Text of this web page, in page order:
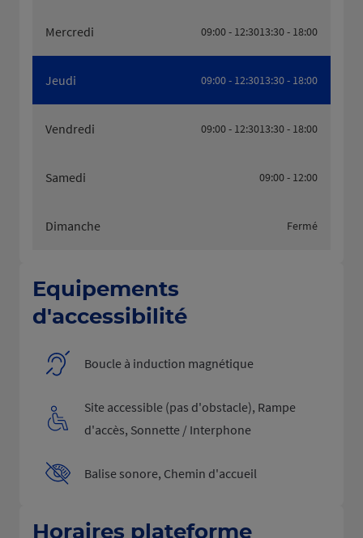
Mercredi 09:00 - 12:3013:30 - 18:00
Jeudi 09:00 - 12:3013:30 - 18:00
Vendredi 09:00 - 12:3013:30 - 18:00
Samedi 09:00 - 12:00
Dimanche Fermé
Equipements
d'accessibilité
Boucle à induction magnétique
Site accessible (pas d'obstacle), Rampe
d'accès, Sonnette / Interphone
Balise sonore, Chemin d'accueil
Horaires plateforme